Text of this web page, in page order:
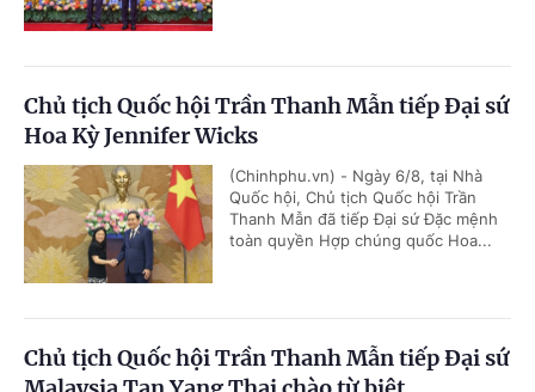
Chủ tịch Quốc hội Trần Thanh Mẫn tiếp Đại sứ
Hoa Kỳ Jennifer Wicks
(Chinhphu.vn) - Ngày 6/8, tại Nhà
Quốc hội, Chủ tịch Quốc hội Trần
Thanh Mẫn đã tiếp Đại sứ Đặc mệnh
toàn quyền Hợp chúng quốc Hoa...
Chủ tịch Quốc hội Trần Thanh Mẫn tiếp Đại sứ